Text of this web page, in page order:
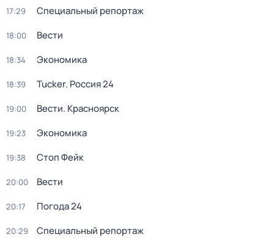
17:29 Специальный репортаж
18:00 Вести
18:34 Экономика
18:39 Tucker. Россия 24
19:00 Вести. Красноярск
19:23 Экономика
19:38 Стоп Фейк
20:00 Вести
20:17 Погода 24
20:29 Специальный репортаж